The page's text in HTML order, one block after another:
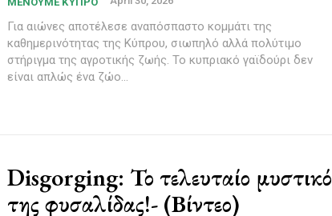
Για αιώνες αποτέλεσε αναπόσπαστο κομμάτι της
καθημερινότητας της Κύπρου, σιωπηλό αλλά πολύτιμο
στήριγμα της αγροτικής ζωής. Το κυπριακό γαϊδούρι δεν
είναι απλώς ένα ζώο...
Disgorging: Το τελευταίο μυστικό
της φυσαλίδας!- (Βίντεο)